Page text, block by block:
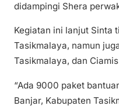
didampingi Shera
Kegiatan ini lanjut Sinta
Tasikmalaya, namun
Tasikmalaya, dan
“Ada 9000 paket
Banjar, Kabupaten